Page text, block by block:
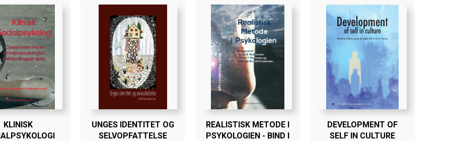
KLINISK
UNGES IDENTITET OG
SELVOPFATTELSE
REALISTISK METODE I
PSYKOLOGIEN - BIND I
DEVELOPMENT OF
SELF IN CULTURE